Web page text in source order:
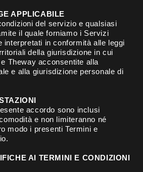
APPLICABILE
del servizio e qualsiasi
il quale forniamo i Servizi
interpretati in conformità alle leggi
della giurisdizione in cui
Theway acconsentite alla
e alla giurisdizione personale di
accordo sono inclusi
e non limiteranno né
modo i presenti Termini e
AI TERMINI E CONDIZIONI